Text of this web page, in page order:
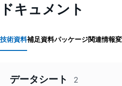
ドキュメント
技術資料補足資料パッケージ関連情報
データシート 2